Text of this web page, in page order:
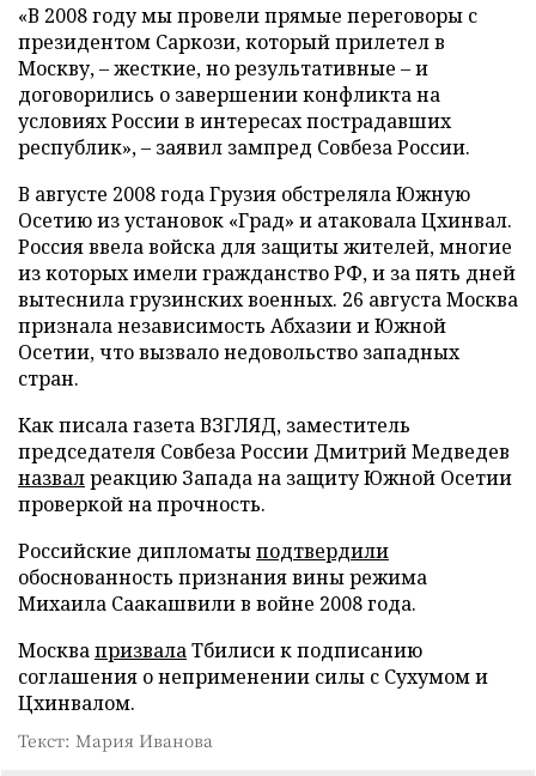
«В 2008 году мы провели прямые переговоры с
президентом Саркози, который прилетел в
Москву, – жесткие, но результативные – и
договорились о завершении конфликта на
условиях России в интересах пострадавших
республик», – заявил зампред Совбеза России.
В августе 2008 года Грузия обстреляла Южную
Осетию из установок «Град» и атаковала Цхинвал.
Россия ввела войска для защиты жителей, многие
из которых имели гражданство РФ, и за пять дней
вытеснила грузинских военных. 26 августа Москва
признала независимость Абхазии и Южной
Осетии, что вызвало недовольство западных
стран.
Как писала газета ВЗГЛЯД, заместитель
председателя Совбеза России Дмитрий Медведев
назвалреакцию Запада на защиту Южной Осетии
проверкой на прочность.
Российские дипломатыподтвердили
обоснованность признания вины режима
Михаила Саакашвили в войне 2008 года.
МосквапризвалаТбилиси к подписанию
соглашения о неприменении силы с Сухумом и
Цхинвалом.
Текст: Мария Иванова